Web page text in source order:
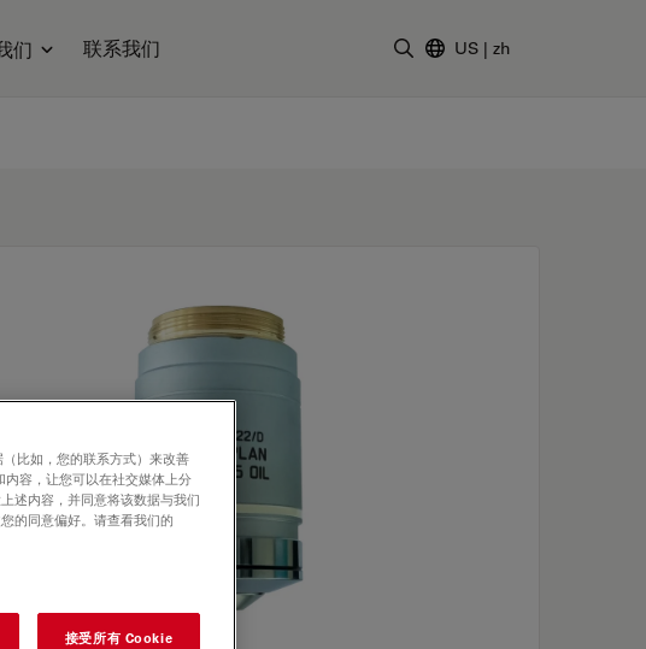
们 联系我们 US | zh
比如，您的联系方式）来改善
容，让您可以在社交媒体上分
述内容，并同意将该数据与我们
的同意偏好。请查看我们的
接受所有 Cookie